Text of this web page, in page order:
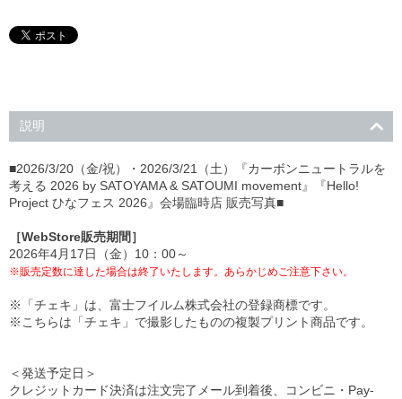
説明
■2026/3/20（金/祝）・2026/3/21（土）『カーボンニュートラルを
考える 2026 by SATOYAMA & SATOUMI movement』『Hello!
Project ひなフェス 2026』会場臨時店 販売写真■
［WebStore販売期間］
2026年4月17日（金）10：00～
※販売定数に達した場合は終了いたします。あらかじめご注意下さい。
※「チェキ」は、富士フイルム株式会社の登録商標です。
※こちらは「チェキ」で撮影したものの複製プリント商品です。
＜発送予定日＞
クレジットカード決済は注文完了メール到着後、コンビニ・Pay-